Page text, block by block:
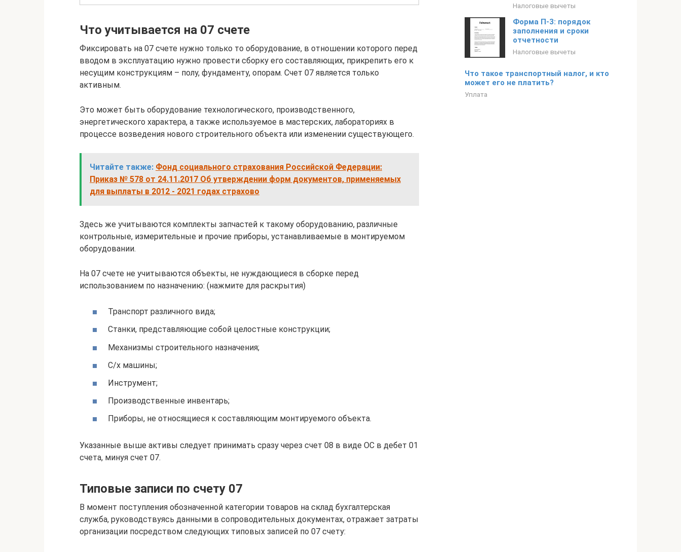
Что учитывается на 07 счете
Фиксировать на 07 счете нужно только то оборудование, в отношении которого перед
вводом в эксплуатацию нужно провести сборку его составляющих, прикрепить его к
несущим конструкциям – полу, фундаменту, опорам. Счет 07 является только
активным.
Это может быть оборудование технологического, производственного,
энергетического характера, а также используемое в мастерских, лабораториях в
процессе возведения нового строительного объекта или изменении существующего.
Читайте также: Фонд социального страхования Российской Федерации:
Приказ № 578 от 24.11.2017 Об утверждении форм документов, применяемых
для выплаты в 2012 - 2021 годах страхово
Здесь же учитываются комплекты запчастей к такому оборудованию, различные
контрольные, измерительные и прочие приборы, устанавливаемые в монтируемом
оборудовании.
На 07 счете не учитываются объекты, не нуждающиеся в сборке перед
использованием по назначению: (нажмите для раскрытия)
Транспорт различного вида;
Станки, представляющие собой целостные конструкции;
Механизмы строительного назначения;
С/х машины;
Инструмент;
Производственные инвентарь;
Приборы, не относящиеся к составляющим монтируемого объекта.
Указанные выше активы следует принимать сразу через счет 08 в виде ОС в дебет 01
счета, минуя счет 07.
Типовые записи по счету 07
В момент поступления обозначенной категории товаров на склад бухгалтерская
служба, руководствуясь данными в сопроводительных документах, отражает затраты
организации посредством следующих типовых записей по 07 счету:
Налоговые вычеты
Форма П‑3: порядок
заполнения и сроки
отчетности
Налоговые вычеты
Что такое транспортный налог, и кто
может его не платить?
Уплата